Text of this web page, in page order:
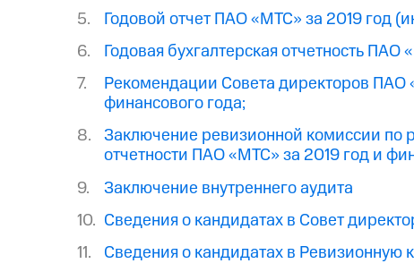
Годовой отчет ПАО «МТС» за 2019 год
Годовая бухгалтерская отчетность
Рекомендации Совета директоров
финансового года;
Заключение ревизионной комиссии по
отчетности ПАО «МТС» за 2019 год и
Заключение внутреннего аудита
Сведения о кандидатах в Совет
Сведения о кандидатах в